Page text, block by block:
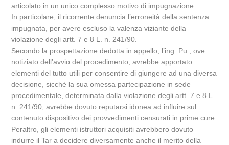
articolato in un unico complesso motivo di impugnazione.
In particolare, il ricorrente denuncia l’erroneità della sentenza
impugnata, per avere escluso la valenza viziante della
violazione degli artt. 7 e 8 L. n. 241/90.
Secondo la prospettazione dedotta in appello, l’ing. Pu., ove
notiziato dell’avvio del procedimento, avrebbe apportato
elementi del tutto utili per consentire di giungere ad una diversa
decisione, sicché la sua omessa partecipazione in sede
procedimentale, determinata dalla violazione degli artt. 7 e 8 L.
n. 241/90, avrebbe dovuto reputarsi idonea ad influire sul
contenuto dispositivo dei provvedimenti censurati in prime cure.
Peraltro, gli elementi istruttori acquisiti avrebbero dovuto
indurre il Tar a decidere diversamente anche il merito della